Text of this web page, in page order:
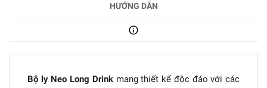
HƯỚNG DẪN
Bộ ly Neo Long Drink mang thiết kế độc đáo với các